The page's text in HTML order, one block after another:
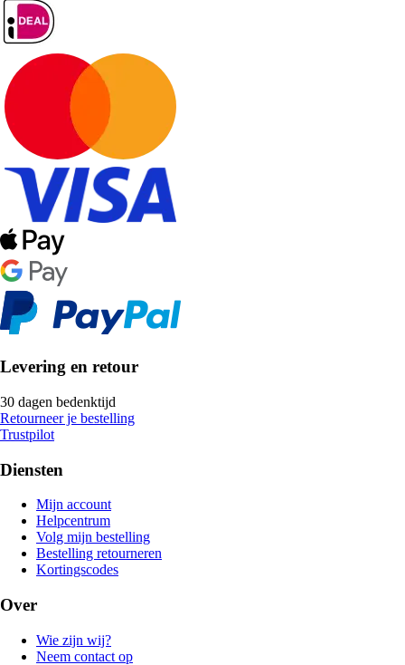
Levering en retour
30 dagen bedenktijd
Retourneer je bestelling
Trustpilot
Diensten
Mijn account
Helpcentrum
Volg mijn bestelling
Bestelling retourneren
Kortingscodes
Over
Wie zijn wij?
Neem contact op